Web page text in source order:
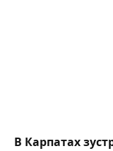
В Карпатах